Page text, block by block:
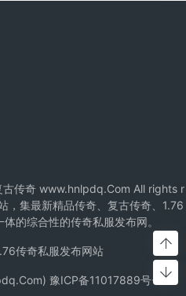
传奇 www.hnlpdq.Com All rights r
，集最新精品传奇、复古传奇、1.76
的综合性的传奇私服发布网。
传奇私服发布网站
豫ICP备11017889号-1